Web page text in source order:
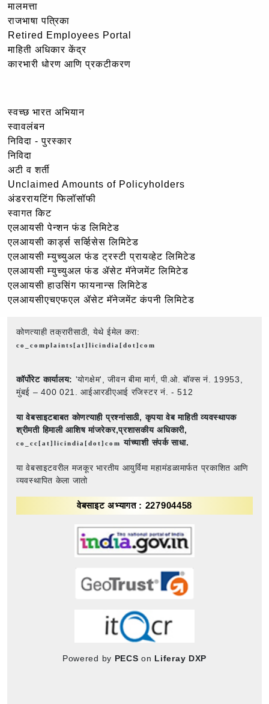
मालमत्ता
राजभाषा पत्रिका
Retired Employees Portal
माहिती अधिकार केंद्र
कारभारी धोरण आणि प्रकटीकरण
स्वच्छ भारत अभियान
स्वावलंबन
निविदा - पुरस्कार
निविदा
अटी व शर्ती
Unclaimed Amounts of Policyholders
अंडररायटिंग फिलॉसॉफी
स्वागत किट
एलआयसी पेन्शन फंड लिमिटेड
एलआयसी कार्ड्स सर्व्हिसेस लिमिटेड
एलआयसी म्युच्युअल फंड ट्रस्टी प्रायव्हेट लिमिटेड
एलआयसी म्युच्युअल फंड ॲसेट मॅनेजमेंट लिमिटेड
एलआयसी हाउसिंग फायनान्स लिमिटेड
एलआयसीएचएफएल ॲसेट मॅनेजमेंट कंपनी लिमिटेड
कोणत्याही तक्रारीसाठी, येथे ईमेल करा:
co_complaints[at]licindia[dot]com
कॉर्पोरेट कार्यालय: 'योगक्षेम', जीवन बीमा मार्ग, पी.ओ. बॉक्स नं. 19953,
मुंबई – 400 021. आईआरडीएआई रजिस्टर नं. - 512
या वेबसाइटबाबत कोणत्याही प्रश्नांसाठी, कृपया वेब माहिती व्यवस्थापक
श्रीमती हिमाली आशिष मांजरेकर,प्रशासकीय अधिकारी,
co_cc[at]licindia[dot]comयांच्याशी संपर्क साधा.
या वेबसाइटवरील मजकूर भारतीय आयुर्विमा महामंडळामार्फत प्रकाशित आणि
व्यवस्थापित केला जातो
वेबसाइट अभ्यागत : 227904458
Powered by PECS on Liferay DXP